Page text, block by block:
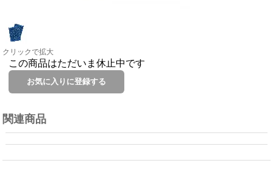
クリックで拡大
この商品はただいま休止中です
関連商品